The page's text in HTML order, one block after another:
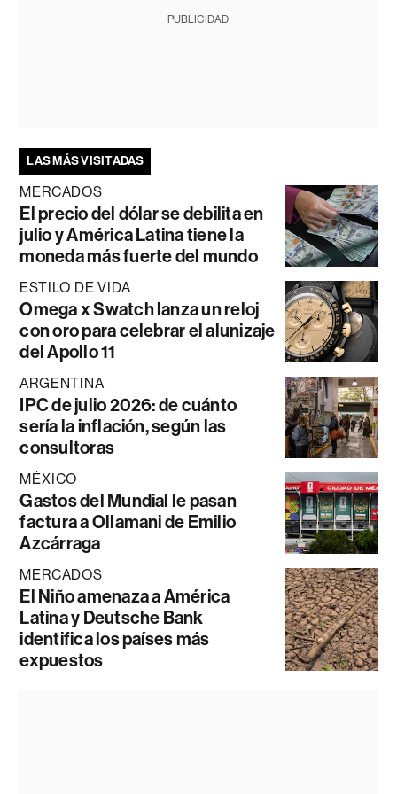
PUBLICIDAD
LAS MÁS VISITADAS
MERCADOS
El precio del dólar se debilita en
julio y América Latina tiene la
moneda más fuerte del mundo
ESTILO DE VIDA
Omega x Swatch lanza un reloj
con oro para celebrar el alunizaje
del Apollo 11
ARGENTINA
IPC de julio 2026: de cuánto
sería la inflación, según las
consultoras
MÉXICO
Gastos del Mundial le pasan
factura a Ollamani de Emilio
Azcárraga
MERCADOS
El Niño amenaza a América
Latina y Deutsche Bank
identifica los países más
expuestos